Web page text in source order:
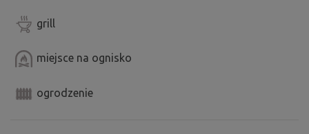
grill
miejsce na ognisko
ogrodzenie